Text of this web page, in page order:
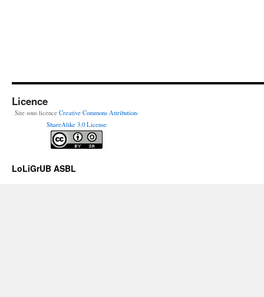
Licence
Site sous licence Creative Commons Attribution-
ShareAlike 3.0 License
LoLiGrUB ASBL